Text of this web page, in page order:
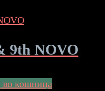
9th NOVO
во кошница